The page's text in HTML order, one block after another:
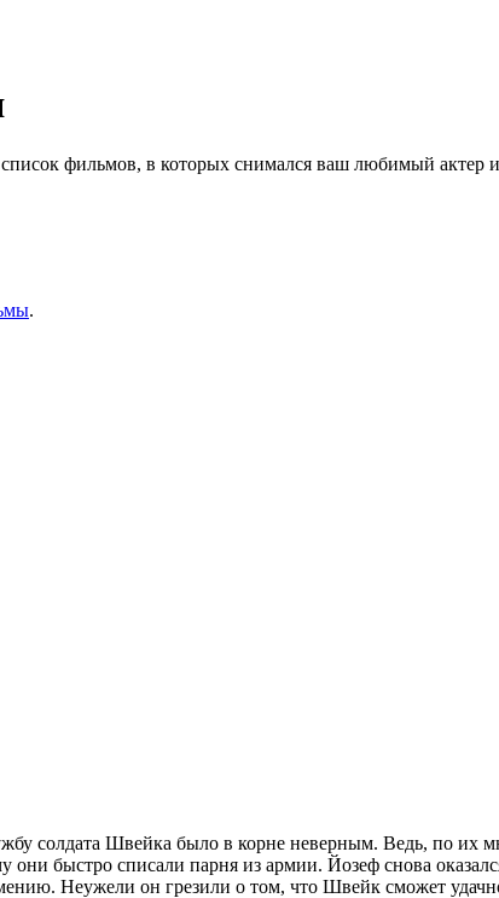
фильмов, в которых снимался ваш любимый актер
.
солдата Швейка было в корне неверным. Ведь, по их
быстро списали парня из армии. Йозеф снова
Неужели он грезили о том, что Швейк сможет